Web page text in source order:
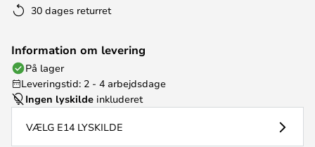
30 dages returret
Information om levering
På lager
Leveringstid: 2 - 4 arbejdsdage
Ingen lyskilde inkluderet
VÆLG E14 LYSKILDE